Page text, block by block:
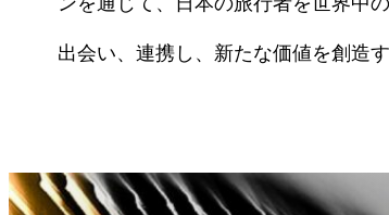
出会い、連携し、新たな価値を創造す